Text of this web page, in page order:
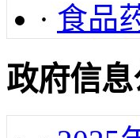
· 食品
政府信